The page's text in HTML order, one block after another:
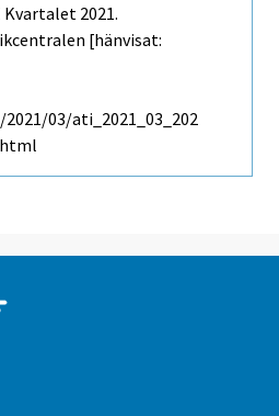
Kvartalet 2021.
[hänvisat:
03/ati_2021_03_202